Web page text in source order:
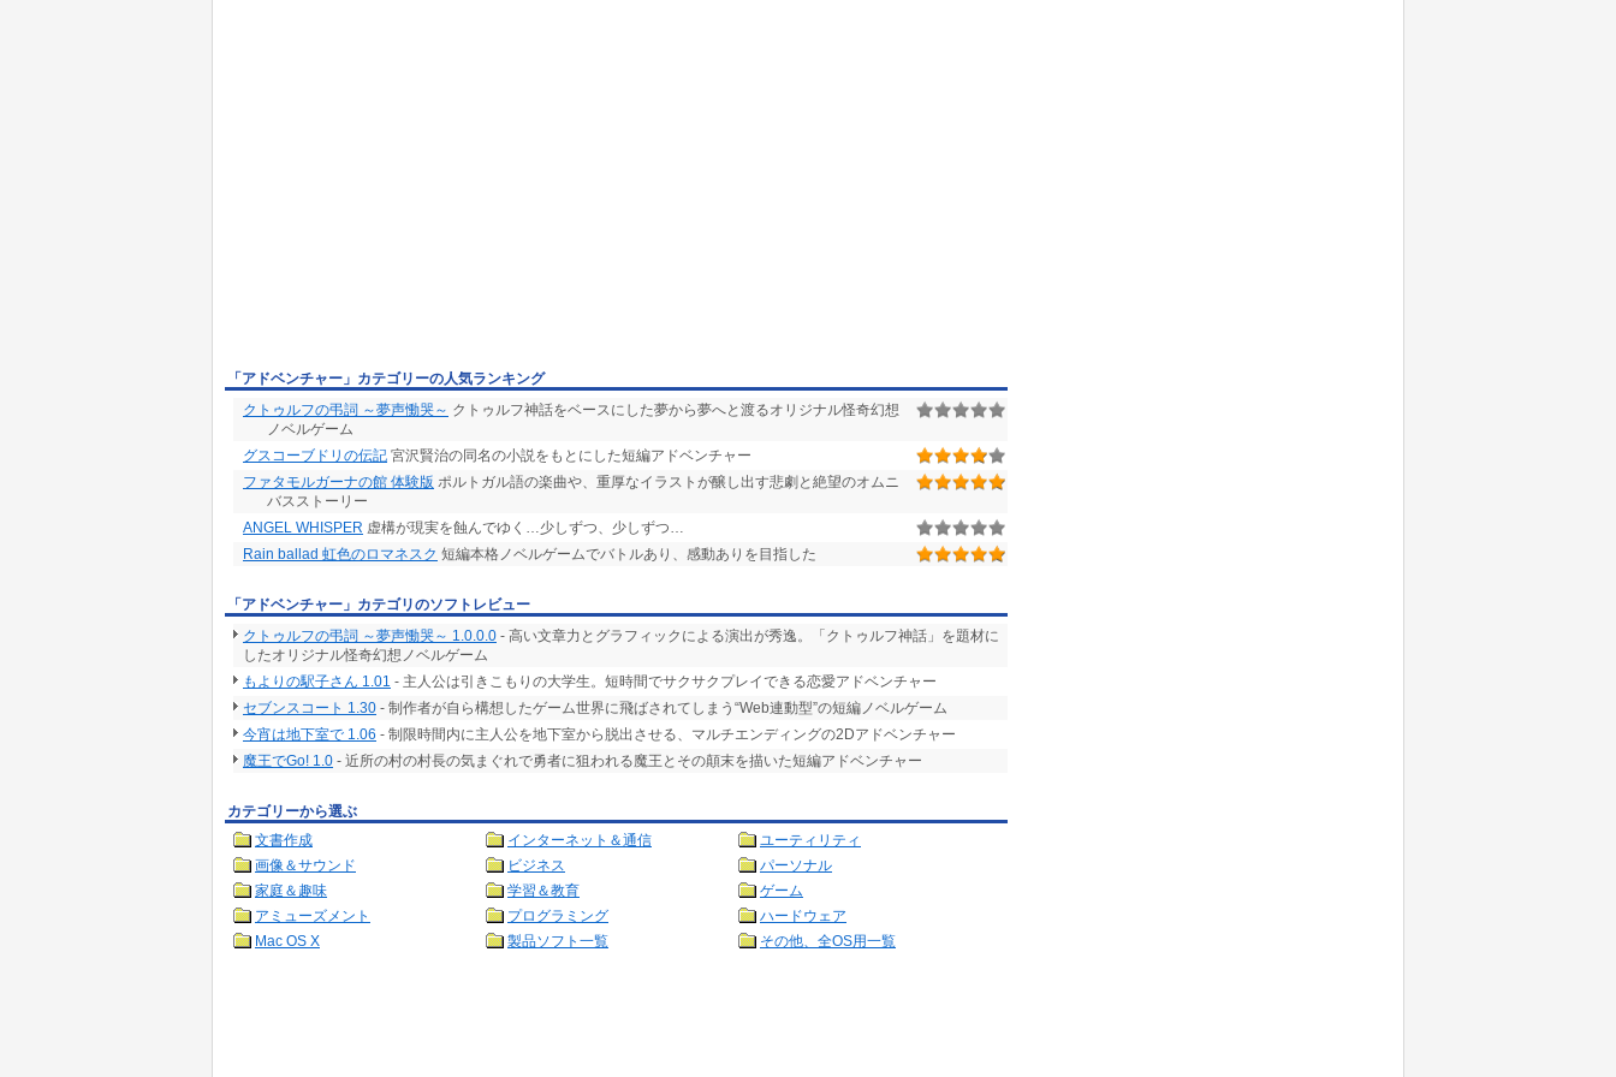
「アドベンチャー」カテゴリーの人気ランキング
クトゥルフの弔詞 ～夢声慟哭～ クトゥルフ神話をベースにした夢から夢へと渡るオリジナル怪奇幻想
ノベルゲーム
グスコーブドリの伝記 宮沢賢治の同名の小説をもとにした短編アドベンチャー
ファタモルガーナの館 体験版 ポルトガル語の楽曲や、重厚なイラストが醸し出す悲劇と絶望のオムニ
バスストーリー
ANGEL WHISPER 虚構が現実を蝕んでゆく…少しずつ、少しずつ…
Rain ballad 虹色のロマネスク 短編本格ノベルゲームでバトルあり、感動ありを目指した
「アドベンチャー」カテゴリのソフトレビュー
クトゥルフの弔詞 ～夢声慟哭～ 1.0.0.0 - 高い文章力とグラフィックによる演出が秀逸。「クトゥルフ神話」を題材に
したオリジナル怪奇幻想ノベルゲーム
もよりの駅子さん 1.01 - 主人公は引きこもりの大学生。短時間でサクサクプレイできる恋愛アドベンチャー
セブンスコート 1.30 - 制作者が自ら構想したゲーム世界に飛ばされてしまう“Web連動型”の短編ノベルゲーム
今宵は地下室で 1.06 - 制限時間内に主人公を地下室から脱出させる、マルチエンディングの2Dアドベンチャー
魔王でGo! 1.0 - 近所の村の村長の気まぐれで勇者に狙われる魔王とその顛末を描いた短編アドベンチャー
カテゴリーから選ぶ
文書作成
インターネット＆通信
ユーティリティ
画像＆サウンド
ビジネス
パーソナル
家庭＆趣味
学習＆教育
ゲーム
アミューズメント
プログラミング
ハードウェア
Mac OS X
製品ソフト一覧 その他、全OS用一覧